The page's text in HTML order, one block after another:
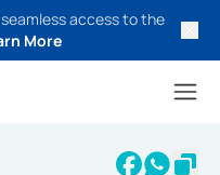
access to the
More